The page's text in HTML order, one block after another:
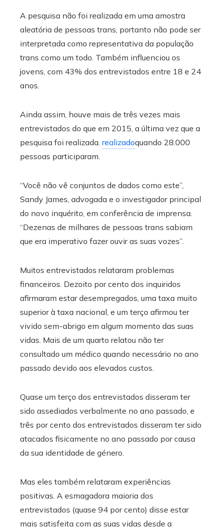
A pesquisa não foi realizada em uma amostra
aleatória de pessoas trans, portanto não pode ser
interpretada como representativa da população
trans como um todo. Também influenciou os
jovens, com 43% dos entrevistados entre 18 e 24
anos.
Ainda assim, houve mais de três vezes mais
entrevistados do que em 2015, a última vez que a
pesquisa foi realizada. realizadoquando 28.000
pessoas participaram.
“Você não vê conjuntos de dados como este”,
Sandy James, advogada e o investigador principal
do novo inquérito, em conferência de imprensa.
“Dezenas de milhares de pessoas trans sabiam
que era imperativo fazer ouvir as suas vozes”.
Muitos entrevistados relataram problemas
financeiros. Dezoito por cento dos inquiridos
afirmaram estar desempregados, uma taxa muito
superior à taxa nacional, e um terço afirmou ter
vivido sem-abrigo em algum momento das suas
vidas. Mais de um quarto relatou não ter
consultado um médico quando necessário no ano
passado devido aos elevados custos.
Quase um terço dos entrevistados disseram ter
sido assediados verbalmente no ano passado, e
três por cento dos entrevistados disseram ter sido
atacados fisicamente no ano passado por causa
da sua identidade de género.
Mas eles também relataram experiências
positivas. A esmagadora maioria dos
entrevistados (quase 94 por cento) disse estar
mais satisfeita com as suas vidas desde a